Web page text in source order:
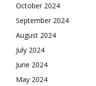
October 2024
September 2024
August 2024
July 2024
June 2024
May 2024